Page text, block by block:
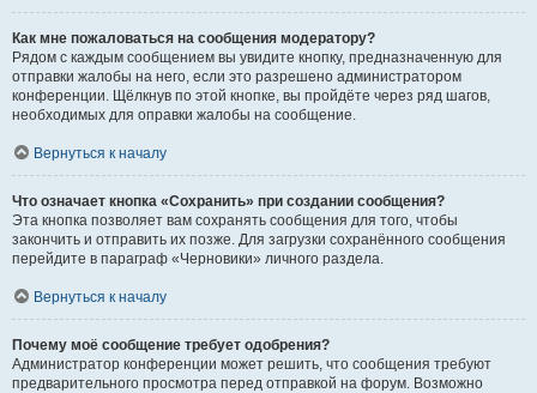
Как мне пожаловаться на сообщения модератору?
Рядом с каждым сообщением вы увидите кнопку, предназначенную для
отправки жалобы на него, если это разрешено администратором
конференции. Щёлкнув по этой кнопке, вы пройдёте через ряд шагов,
необходимых для оправки жалобы на сообщение.
Вернуться к началу
Что означает кнопка «Сохранить» при создании сообщения?
Эта кнопка позволяет вам сохранять сообщения для того, чтобы
закончить и отправить их позже. Для загрузки сохранённого сообщения
перейдите в параграф «Черновики» личного раздела.
Вернуться к началу
Почему моё сообщение требует одобрения?
Администратор конференции может решить, что сообщения требуют
предварительного просмотра перед отправкой на форум. Возможно